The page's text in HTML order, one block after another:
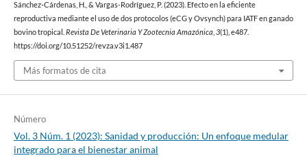
Sánchez-Cárdenas, H., & Vargas-Rodríguez, P. (2023). Efecto en la eficiente
reproductiva mediante el uso de dos protocolos (eCG y Ovsynch) para IATF en ganado
bovino tropical. Revista De Veterinaria Y Zootecnia Amazónica 3(1), e487.
https://doi.org/10.51252/revza.v3i1.487
Más formatos de cita
Número
Vol. 3 Núm. 1 (2023): Sanidad y producción: Un enfoque medular
integrado para el bienestar animal